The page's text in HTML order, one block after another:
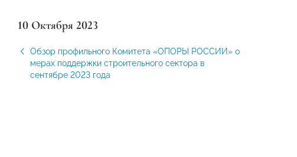
10 Октября 2023
Обзор профильного Комитета «ОПОРЫ РОССИИ» о
мерах поддержки строительного сектора в
сентябре 2023 года